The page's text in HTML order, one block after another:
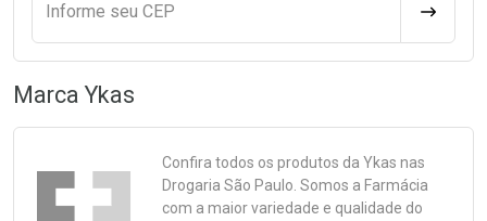
Informe seu CEP
Marca Ykas
Confira todos os produtos da Ykas nas
Drogaria São Paulo. Somos a Farmácia
com a maior variedade e qualidade do